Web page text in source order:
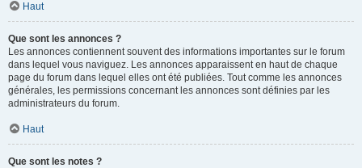
Haut
Que sont les annonces ?
Les annonces contiennent souvent des informations importantes sur le forum
dans lequel vous naviguez. Les annonces apparaissent en haut de chaque
page du forum dans lequel elles ont été publiées. Tout comme les annonces
générales, les permissions concernant les annonces sont définies par les
administrateurs du forum.
Haut
Que sont les notes ?